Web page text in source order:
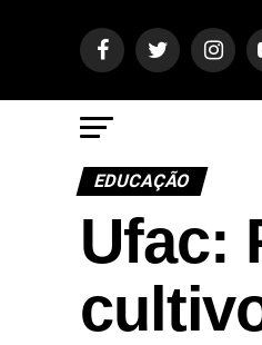
EDUCAÇÃO
Ufac: